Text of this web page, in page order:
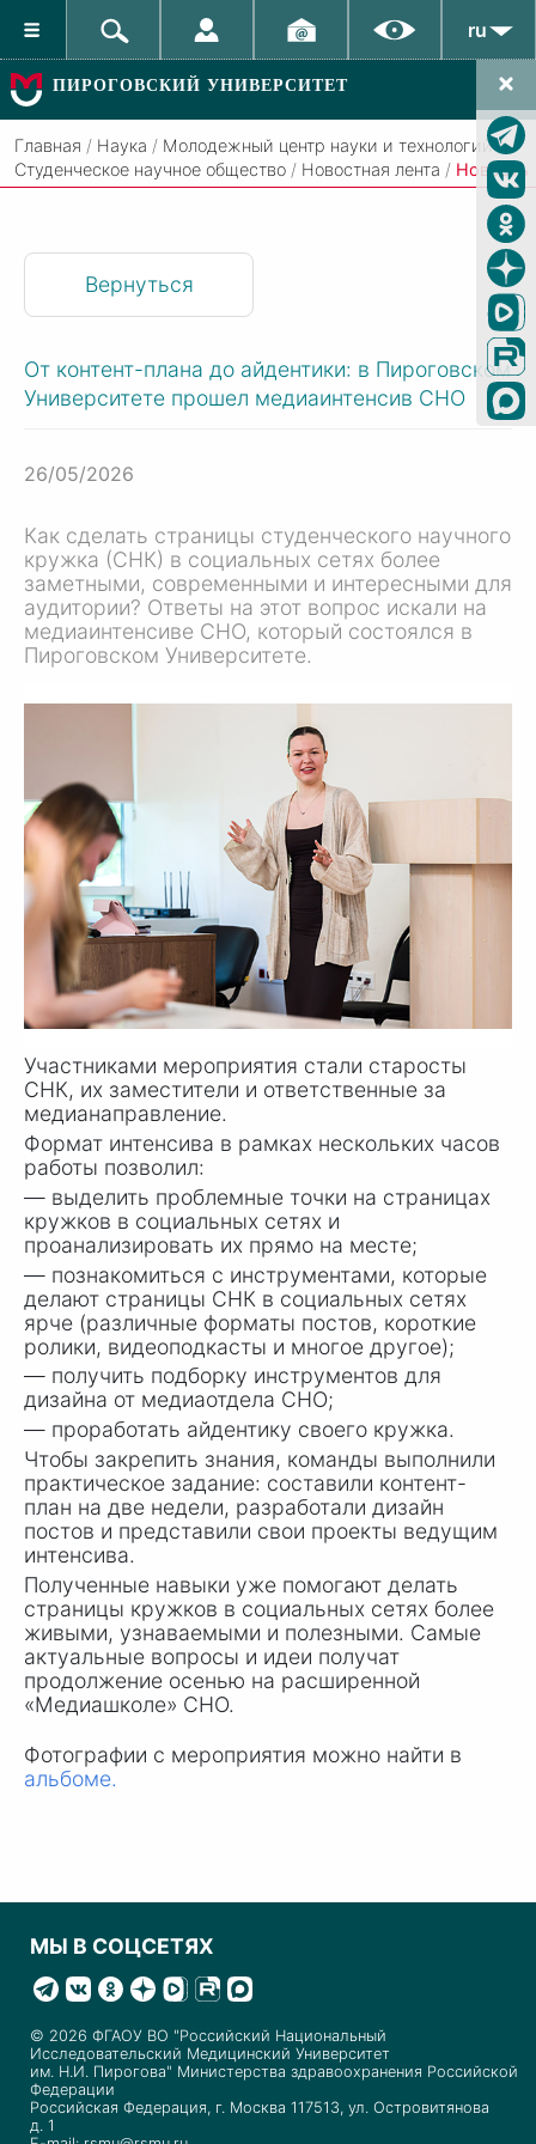
ru
ПИРОГОВСКИЙ УНИВЕРСИТЕТ
Главная / Наука / Молодежный центр науки и технологий /
Студенческое научное общество / Новостная лента / Новость
От контент-плана до айдентики: в Пироговском
Университете прошел медиаинтенсив СНО
26/05/2026
Как сделать страницы студенческого научного
кружка (СНК) в социальных сетях более
заметными, современными и интересными для
аудитории? Ответы на этот вопрос искали на
медиаинтенсиве СНО, который состоялся в
Пироговском Университете.
Участниками мероприятия стали старосты
СНК, их заместители и ответственные за
медианаправление.
Формат интенсива в рамках нескольких часов
работы позволил:
— выделить проблемные точки на страницах
кружков в социальных сетях и
проанализировать их прямо на месте;
— познакомиться с инструментами, которые
делают страницы СНК в социальных сетях
ярче (различные форматы постов, короткие
ролики, видеоподкасты и многое другое);
— получить подборку инструментов для
дизайна от медиаотдела СНО;
— проработать айдентику своего кружка.
Чтобы закрепить знания, команды выполнили
практическое задание: составили контент-
план на две недели, разработали дизайн
постов и представили свои проекты ведущим
интенсива.
Полученные навыки уже помогают делать
страницы кружков в социальных сетях более
живыми, узнаваемыми и полезными. Самые
актуальные вопросы и идеи получат
продолжение осенью на расширенной
«Медиашколе» СНО.
Фотографии с мероприятия можно найти в
альбоме.
Вернуться
МЫ В СОЦСЕТЯХ
© 2026 ФГАОУ ВО "Российский Национальный
Исследовательский Медицинский Университет
им. Н.И. Пирогова" Министерства здравоохранения Российской
Федерации
Российская Федерация, г. Москва 117513, ул. Островитянова
д. 1